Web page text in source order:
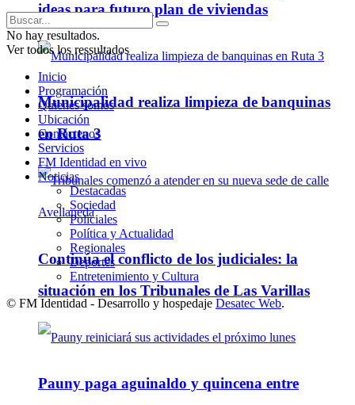
ideas para futuro plan de viviendas
Municipalidad realiza limpieza de banquinas
en Ruta 3
Continúa el conflicto de los judiciales: la
situación en los Tribunales de Las Varillas
Pauny paga aguinaldo y quincena entre
No hay resultados.
Ver todos los ressultados
Inicio
Programación
Quienes somos
Ubicación
Contáctenos
Servicios
FM Identidad en vivo
Noticias
Destacadas
Sociedad
Policiales
Política y Actualidad
Regionales
Deportes
Entretenimiento y Cultura
© FM Identidad - Desarrollo y hospedaje Desatec Web.